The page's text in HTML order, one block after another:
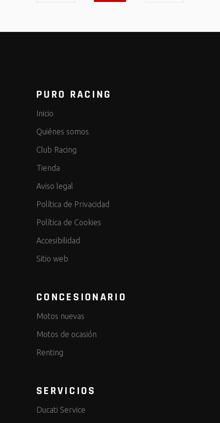
PURO RACING
Inicio
Quiénes somos
Club Racing
Tienda
Aviso legal
Política de Privacidad
Política de Cookies
Accesibilidad
Sitio web
CONCESIONARIO
Motos nuevas
Motos de ocasión
Renting
SERVICIOS
Ducati Service